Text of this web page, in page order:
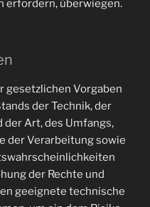
erfordern, überwiegen.
gesetzlichen Vorgaben
der Technik, der
Art, des Umfangs,
der Verarbeitung sowie
der Rechte und
geeignete technische